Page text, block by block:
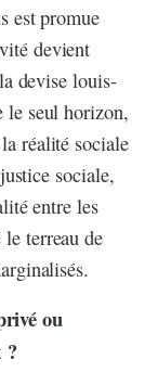
est promue
devient
devise louis-
le seul horizon,
réalité sociale
sociale,
entre les
le terreau de
ou
?